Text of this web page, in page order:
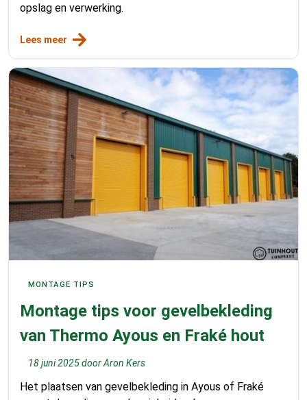
opslag en verwerking.
Lees meer
MONTAGE TIPS
Montage tips voor gevelbekleding
van Thermo Ayous en Fraké hout
18 juni 2025doorAron Kers
Het plaatsen van gevelbekleding in Ayous of Fraké